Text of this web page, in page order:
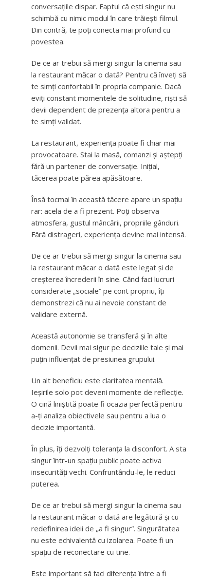
conversațiile dispar. Faptul că ești singur nu
schimbă cu nimic modul în care trăiești filmul.
Din contră, te poți conecta mai profund cu
povestea.
De ce ar trebui să mergi singur la cinema sau
la restaurant măcar o dată? Pentru că înveți să
te simți confortabil în propria companie. Dacă
eviți constant momentele de solitudine, riști să
devii dependent de prezența altora pentru a
te simți validat.
La restaurant, experiența poate fi chiar mai
provocatoare. Stai la masă, comanzi și aștepți
fără un partener de conversație. Inițial,
tăcerea poate părea apăsătoare.
Însă tocmai în această tăcere apare un spațiu
rar: acela de a fi prezent. Poți observa
atmosfera, gustul mâncării, propriile gânduri.
Fără distrageri, experiența devine mai intensă.
De ce ar trebui să mergi singur la cinema sau
la restaurant măcar o dată este legat și de
creșterea încrederii în sine. Când faci lucruri
considerate „sociale” pe cont propriu, îți
demonstrezi că nu ai nevoie constant de
validare externă.
Această autonomie se transferă și în alte
domenii. Devii mai sigur pe deciziile tale și mai
puțin influențat de presiunea grupului.
Un alt beneficiu este claritatea mentală.
Ieșirile solo pot deveni momente de reflecție.
O cină liniștită poate fi ocazia perfectă pentru
a-ți analiza obiectivele sau pentru a lua o
decizie importantă.
În plus, îți dezvolți toleranța la disconfort. A sta
singur într-un spațiu public poate activa
insecurități vechi. Confruntându-le, le reduci
puterea.
De ce ar trebui să mergi singur la cinema sau
la restaurant măcar o dată are legătură și cu
redefinirea ideii de „a fi singur”. Singurătatea
nu este echivalentă cu izolarea. Poate fi un
spațiu de reconectare cu tine.
Este important să faci diferența între a fi